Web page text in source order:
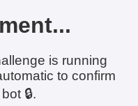
is running
to confirm
🔒.